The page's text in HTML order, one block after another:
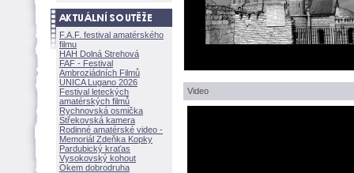
F.A.F. festival amatérského
filmu
HAH Dolná Strehov
FAF - Festival
Ambroziádních Filmů
UNICA Lugano 2026
Festival leteckých
amatérských filmů
Rychnovská osmička
Střekovská kamera
Rodinné amatérské video -
Memoriál Zdeňka Kopky
Pardubický kraťas
Vysokovský kohout
Okem dobrodruha
Video